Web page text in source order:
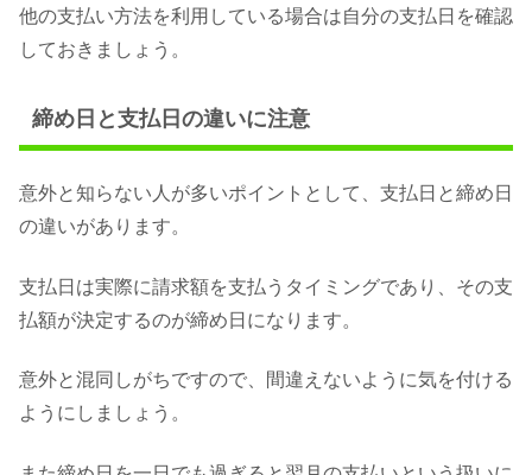
他の支払い方法を利用している場合は自分の支払日を確認
しておきましょう。
締め日と支払日の違いに注意
意外と知らない人が多いポイントとして、支払日と締め日
の違いがあります。
支払日は実際に請求額を支払うタイミングであり、その支
払額が決定するのが締め日になります。
意外と混同しがちですので、間違えないように気を付ける
ようにしましょう。